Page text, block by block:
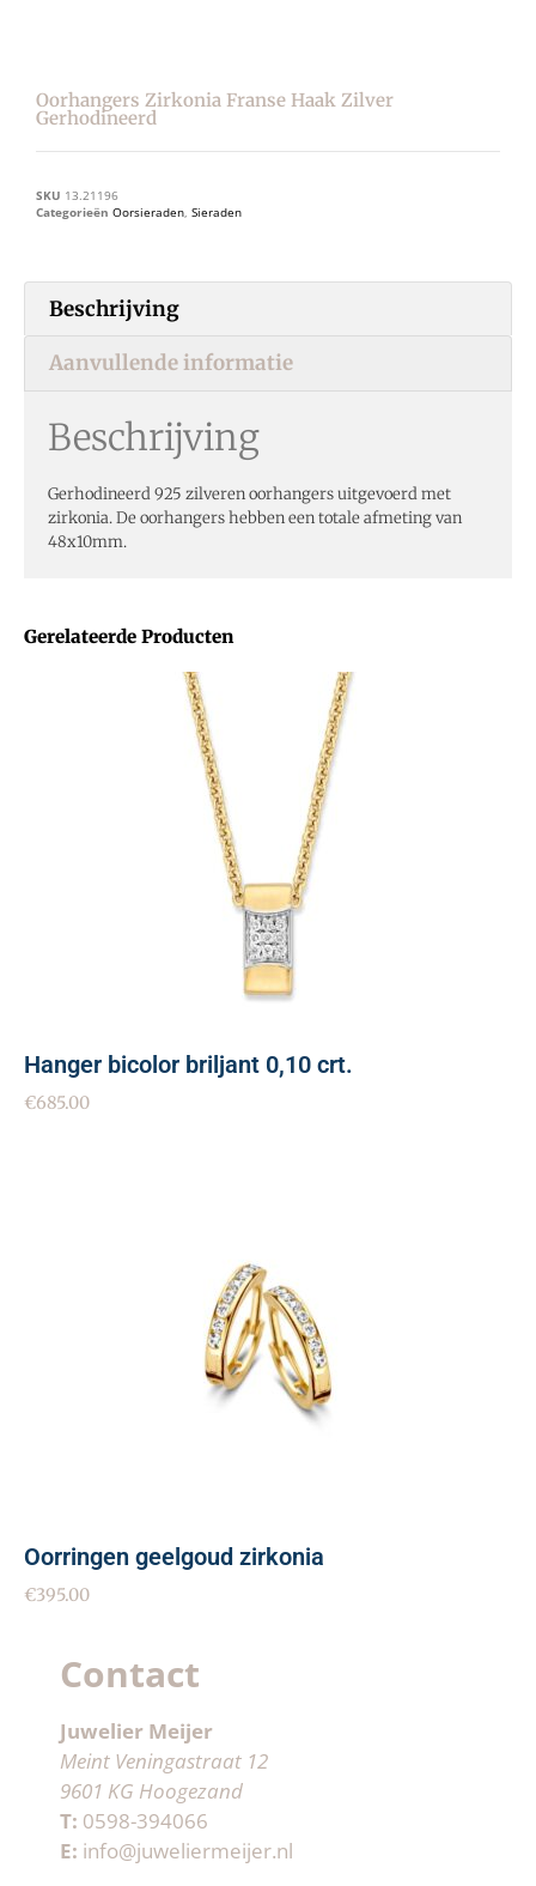
Gerelateerde Producten
Hanger bicolor briljant 0,10 crt.
€685.00
Oorringen geelgoud zirkonia
€395.00
Oorhangers Zirkonia Franse Haak Zilver
Gerhodineerd
SKU 13.21196
Categorieën Oorsieraden, Sieraden
Beschrijving
Aanvullende informatie
Beschrijving
Gerhodineerd 925 zilveren oorhangers uitgevoerd met
zirkonia. De oorhangers hebben een totale afmeting van
48x10mm.
Contact
Juwelier Meijer
Meint Veningastraat 12
9601 KG Hoogezand
T: 0598-394066
E: info@juweliermeijer.nl